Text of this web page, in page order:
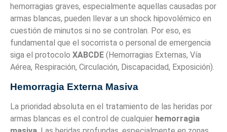
hemorragias graves, especialmente aquellas causadas por
armas blancas, pueden llevar a un shock hipovolémico en
cuestión de minutos si no se controlan. Por eso, es
fundamental que el socorrista o personal de emergencia
siga el protocolo XABCDE (Hemorragias Externas, Vía
Aérea, Respiración, Circulación, Discapacidad, Exposición).
Hemorragia Externa Masiva
La prioridad absoluta en el tratamiento de las heridas por
armas blancas es el control de cualquier hemorragia